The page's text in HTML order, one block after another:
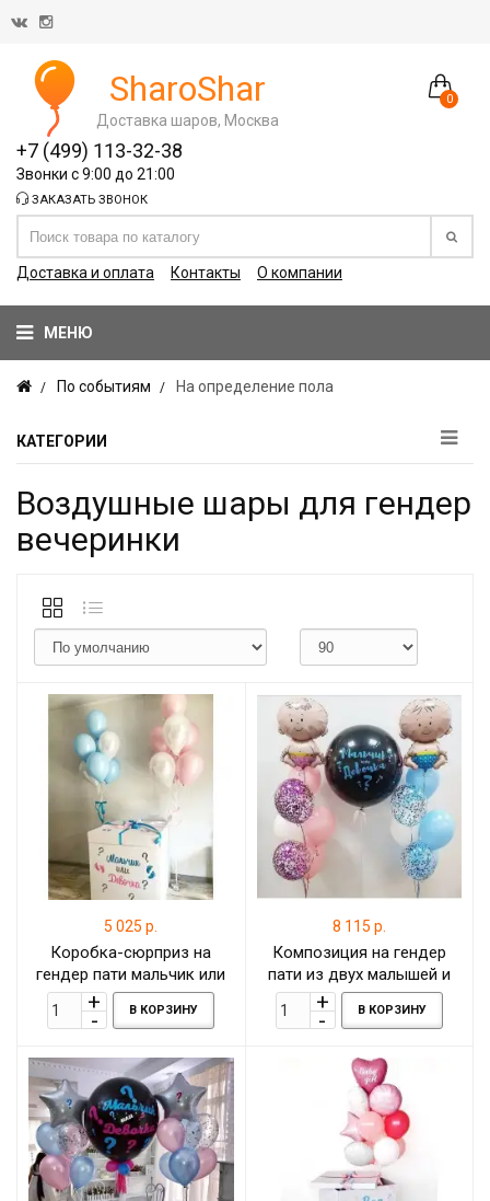
0
SharoShar
Доставка шаров, Москва
+7 (499) 113-32-38
Звонки с 9:00 до 21:00
ЗАКАЗАТЬ ЗВОНОК
Доставка и оплата Контакты О компании
МЕНЮ
По событиям На определение пола
КАТЕГОРИИ
Воздушные шары для гендер
вечеринки
5 025 р.
Коробка-сюрприз на
гендер пати мальчик или
девочка
В КОРЗИНУ
8 115 р.
Композиция на гендер
пати из двух малышей и
шаром-гигантом
В КОРЗИНУ